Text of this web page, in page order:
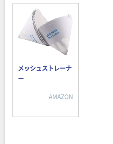
メッシュストレーナ
ー
AMAZON